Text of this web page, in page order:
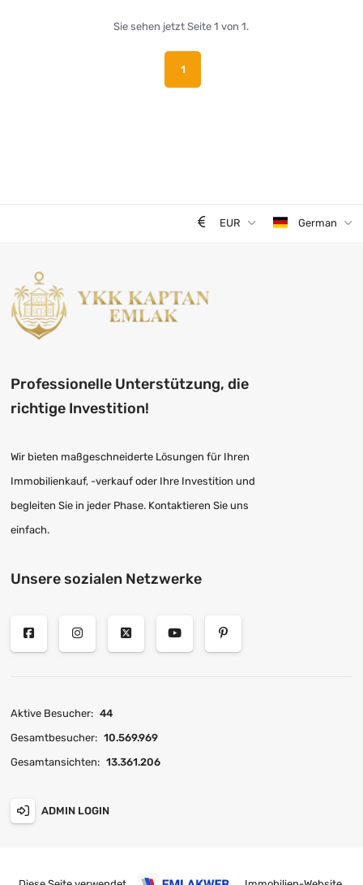
Sie sehen jetzt Seite 1 von 1.
1
EUR German
Professionelle Unterstützung, die
richtige Investition!
Wir bieten maßgeschneiderte Lösungen für Ihren
Immobilienkauf, -verkauf oder Ihre Investition und
begleiten Sie in jeder Phase. Kontaktieren Sie uns
einfach.
Unsere sozialen Netzwerke
Aktive Besucher: 44
Gesamtbesucher: 10.569.969
Gesamtansichten: 13.361.206
ADMIN LOGIN